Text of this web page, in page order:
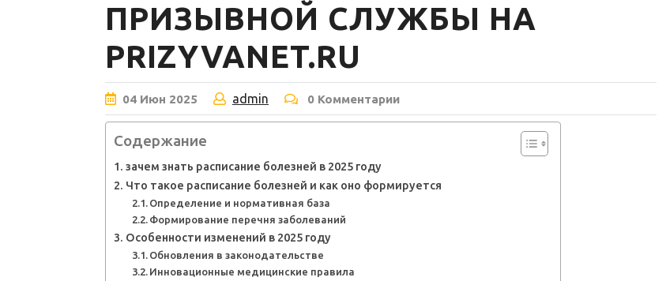
ПРИЗЫВНОЙ СЛУЖБЫ НА
PRIZYVANET.RU
04 Июн 2025 admin 0 Комментарии
Содержание
зачем знать расписание болезней в 2025 году
Что такое расписание болезней и как оно формируется
Определение и нормативная база
Формирование перечня заболеваний
Особенности изменений в 2025 году
Обновления в законодательстве
Инновационные медицинские правила